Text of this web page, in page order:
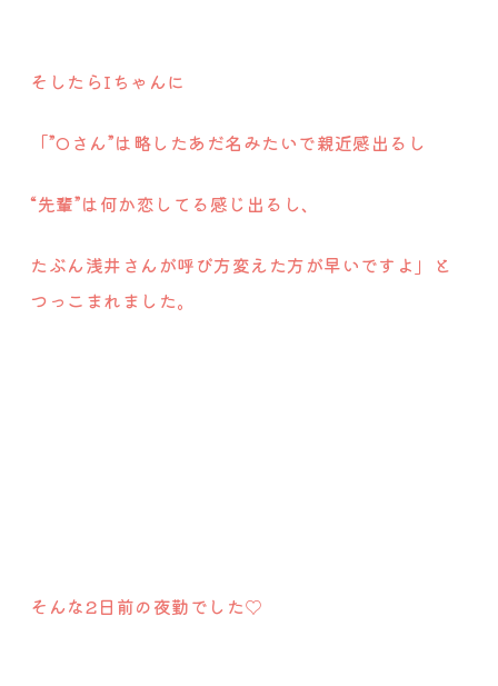
そしたらIちゃんに
「”Oさん”は略したあだ名みたいで親近感出るし
“先輩”は何か恋してる感じ出るし、
たぶん浅井さんが呼び方変えた方が早いですよ」と
つっこまれました。
そんな2日前の夜勤でした♡